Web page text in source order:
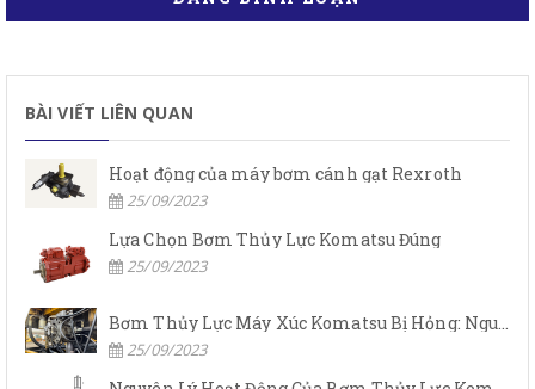
BÀI VIẾT LIÊN QUAN
Hoạt động của máy bơm cánh gạt Rexroth
25/09/2023
Lựa Chọn Bơm Thủy Lực Komatsu Đúng
25/09/2023
Bơm Thủy Lực Máy Xúc Komatsu Bị Hỏng: Nguyên Nhân Và Cách Khắc Phục
25/09/2023